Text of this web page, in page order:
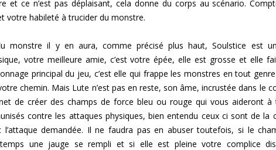
et ce n’est pas déplaisant, cela donne du corps au scénario.
votre habileté à trucider du monstre.
monstre il y en aura, comme précisé plus haut, Soulstice est
votre meilleure amie, c’est votre épée, elle est grosse et elle
principal du jeu, c’est elle qui frappe les monstres en tout
chemin. Mais Lute n’est pas en reste, son âme, incrustée dans le
de créer des champs de force bleu ou rouge qui vous aideront à
contre les attaques physiques, bien entendu ceux ci sont de la
l’attaque demandée. Il ne faudra pas en abuser toutefois, si le
une jauge se rempli et si elle est pleine votre complice